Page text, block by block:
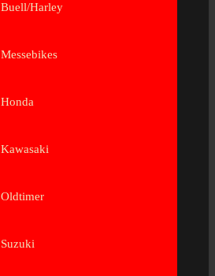
Buell/Harley
Messebikes
Honda
Kawasaki
Oldtimer
Suzuki